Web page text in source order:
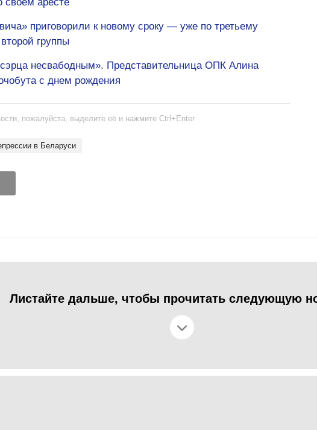
приговорили к новому сроку — уже по третьему
группы
сэрца несвабодным». Представительница ОПК Алина
с днем рождения
пожалуйста, выделите её и нажмите Ctrl+Enter
в Беларуси
Листайте дальше, чтобы прочитать следующую